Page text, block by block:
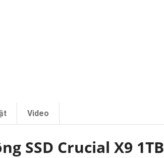
Video
SSD Crucial X9 1TB